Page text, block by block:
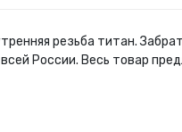
резьба титан.
России. Весь товар